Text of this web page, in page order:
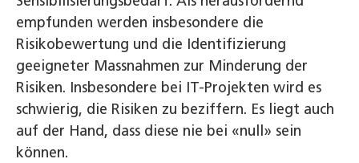
empfunden werden insbesondere die
Risikobewertung und die Identifizierung
geeigneter Massnahmen zur Minderung der
Risiken. Insbesondere bei IT-Projekten wird es
schwierig, die Risiken zu beziffern. Es liegt auch
auf der Hand, dass diese nie bei «null» sein
können.